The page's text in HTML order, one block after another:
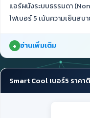
แอร์ผนังระบบธรรมดา
ไฟเบอร์ 5 เน้นความเย็นส
อ่านเพิ่มเติม
Smart Cool เบอร์5 ราคา